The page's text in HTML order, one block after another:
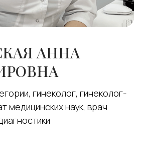
АННА
гинеколог, гинеколог-
медицинских наук, врач